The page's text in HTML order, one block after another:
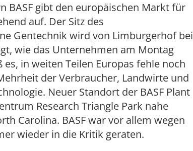
BASF gibt den europäischen Markt für
auf. Der Sitz des
Gentechnik wird von Limburgerhof bei
wie das Unternehmen am Montag
in weiten Teilen Europas fehle noch
der Verbraucher, Landwirte und
Neuer Standort der BASF Plant
Research Triangle Park nahe
Carolina. BASF war vor allem wegen
wieder in die Kritik geraten.